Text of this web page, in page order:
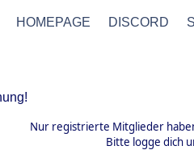
HOMEPAGE DISCORD
Nur registrierte Mitglieder
Bitte logge dich